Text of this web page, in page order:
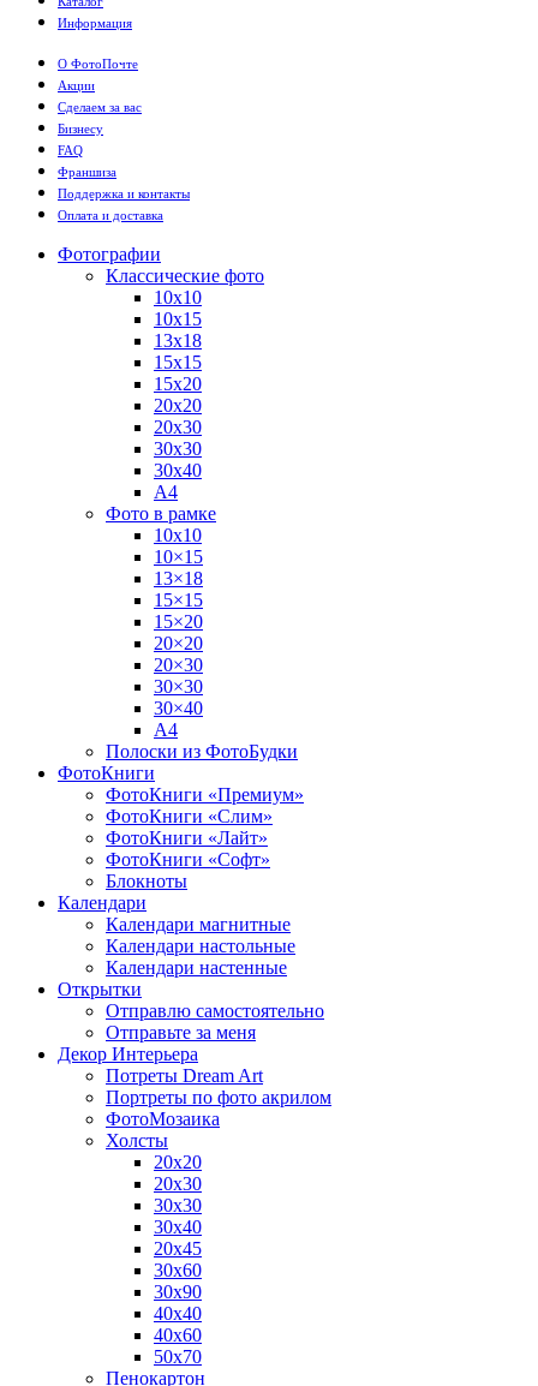
Информация
О ФотоПочте
Акции
Сделаем за вас
Бизнесу
FAQ
Франшиза
Поддержка и контакты
Оплата и доставка
Фотографии
Классические фото
10х10
10х15
13х18
15х15
15х20
20х20
20х30
30х30
30х40
А4
Фото в рамке
10х10
10×15
13×18
15×15
15×20
20×20
20×30
30×30
30×40
A4
Полоски из ФотоБудки
ФотоКниги
ФотоКниги «Премиум»
ФотоКниги «Слим»
ФотоКниги «Лайт»
ФотоКниги «Софт»
Блокноты
Календари
Календари магнитные
Календари настольные
Календари настенные
Открытки
Отправлю самостоятельно
Отправьте за меня
Декор Интерьера
Потреты Dream Art
Портреты по фото акрилом
ФотоМозаика
Холсты
20х20
20х30
30х30
30х40
20х45
30х60
30х90
40х40
40х60
50х70
Пенокартон